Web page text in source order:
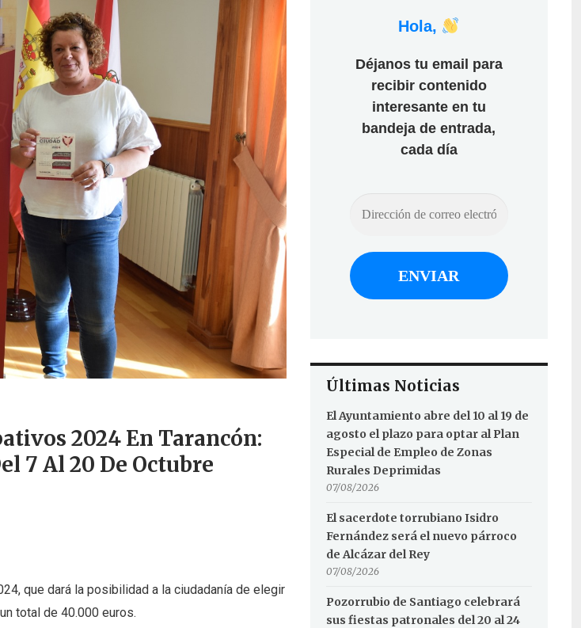
2024 En Tarancón:
7 Al 20 De Octubre
que dará la posibilidad a la ciudadanía de elegir
total de 40.000 euros.
Hola,
Déjanos tu email para
recibir contenido
interesante en tu
bandeja de entrada,
cada día
Últimas Noticias
El Ayuntamiento abre del 10 al 19 de
agosto el plazo para optar al Plan
Especial de Empleo de Zonas
Rurales Deprimidas
07/08/2026
El sacerdote torrubiano Isidro
Fernández será el nuevo párroco
de Alcázar del Rey
07/08/2026
Pozorrubio de Santiago celebrará
sus fiestas patronales del 20 al 24